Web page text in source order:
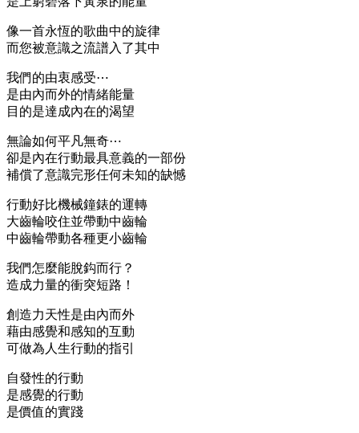
像一首永恆的歌曲中的旋律
而您被意識之流譜入了其中
我們的由衷感受⋯
是由內而外的情緒能量
目的是達成內在的渴望
無論如何平凡無奇⋯
卻是內在行動最具意義的一部份
補償了意識完形任何未知的缺憾
行動好比機械鐘錶的運轉
大齒輪咬住並帶動中齒輪
中齒輪帶動各種更小齒輪
我們怎麼能脫鈎而行？
造成力量的衝突短路！
創造力天性是由內而外
藉由感覺和感知的互動
可做為人生行動的指引
自發性的行動
是感覺的行動
是價值的實踐